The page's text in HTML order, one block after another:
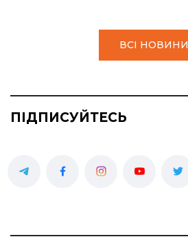
ВСІ НОВИНИ
ПІДПИСУЙТЕСЬ